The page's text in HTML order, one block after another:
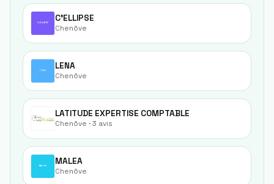
C'ELLIPSE
Chenôve
LENA
Chenôve
LATITUDE EXPERTISE COMPTABLE
Chenôve · 3 avis
MALEA
Chenôve